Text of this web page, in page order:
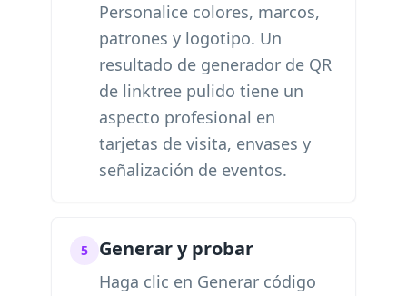
Personalice colores, marcos,
patrones y logotipo. Un
resultado de generador de QR
de linktree pulido tiene un
aspecto profesional en
tarjetas de visita, envases y
señalización de eventos.
5 Generar y probar
Haga clic en Generar código